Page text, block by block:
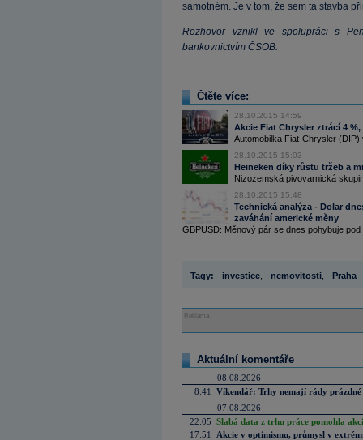
samotném. Je v tom, že sem ta stavba
Rozhovor vznikl ve spolupráci s
bankovnictvím ČSOB.
Čtěte více:
28.10.2015 14:59
Akcie Fiat Chrysler ztrácí 4
Automobilka Fiat-Chrysler
28.10.2015 15:03
Heineken díky růstu tržeb a
Nizozemská pivovarnická
28.10.2015 15:48
Technická analýza - Dolar
zaváhání americké měny
GBPUSD: Měnový pár se dnes pohybuje
Tagy: investice nemovitosti Praha
Reklama
Aktuální komentáře
08.08.2026
8:41
Víkendář: Trhy nemají rády prázdné
07.08.2026
22:05 Slabá data z trhu práce pomohla
17:51
Akcie v optimismu, průmysl v